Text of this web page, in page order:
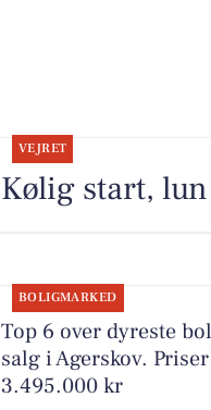
VEJRET
Kølig start,
BOLIGMARKED
Top 6 over dyreste
salg i Agerskov.
3.495.000 kr